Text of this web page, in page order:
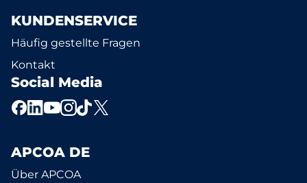
KUNDENSERVICE
Häufig gestellte Fragen
Kontakt
Social Media
APCOA DE
Über APCOA